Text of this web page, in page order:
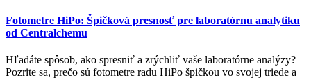
Fotometre HiPo: Špičková presnosť pre laboratórnu analytiku
od Centralchemu
Hľadáte spôsob, ako spresniť a zrýchliť vaše laboratórne analýzy?
Pozrite sa, prečo sú fotometre radu HiPo špičkou vo svojej triede a